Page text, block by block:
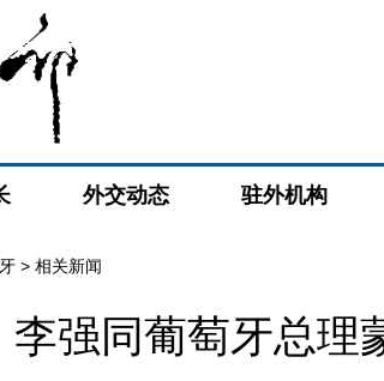
外交动态 驻外机构
> 相关新闻
李强同葡萄牙总理